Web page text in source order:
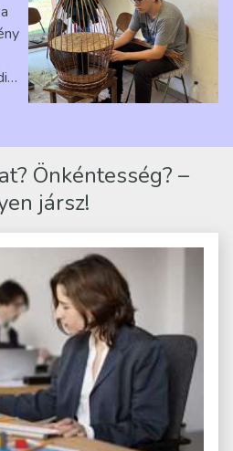
Önkéntesség? –
jársz!